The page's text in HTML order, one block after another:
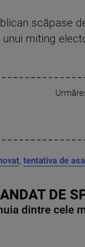
scăpase
miting
, tentativa de
DE
dintre cele